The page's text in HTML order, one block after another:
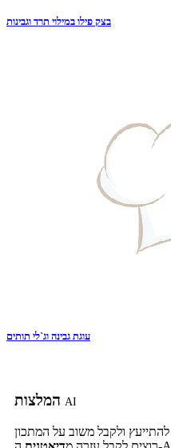
בצק פילו במילוי תרד וגבינות
עוגת גבינה וג`לי תותים
AI